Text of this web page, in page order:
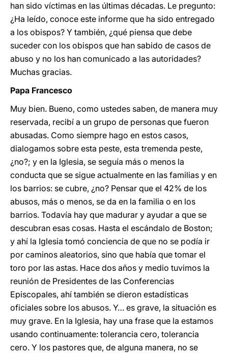
han sido víctimas en las últimas décadas. Le pregunto:
¿Ha leído, conoce este informe que ha sido entregado
a los obispos? Y también, ¿qué piensa que debe
suceder con los obispos que han sabido de casos de
abuso y no los han comunicado a las autoridades?
Muchas gracias.
Papa Francesco
Muy bien. Bueno, como ustedes saben, de manera muy
reservada, recibí a un grupo de personas que fueron
abusadas. Como siempre hago en estos casos,
dialogamos sobre esta peste, esta tremenda peste,
¿no?; y en la Iglesia, se seguía más o menos la
conducta que se sigue actualmente en las familias y en
los barrios: se cubre, ¿no? Pensar que el 42% de los
abusos, más o menos, se da en la familia o en los
barrios. Todavía hay que madurar y ayudar a que se
descubran esas cosas. Hasta el escándalo de Boston;
y ahí la Iglesia tomó conciencia de que no se podía ir
por caminos aleatorios, sino que había que tomar el
toro por las astas. Hace dos años y medio tuvimos la
reunión de Presidentes de las Conferencias
Episcopales, ahí también se dieron estadísticas
oficiales sobre los abusos. Y… es grave, la situación es
muy grave. En la Iglesia, hay una frase que la estamos
usando continuamente: tolerancia cero, tolerancia
cero. Y los pastores que, de alguna manera, no se